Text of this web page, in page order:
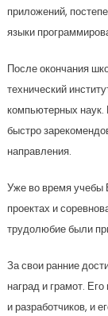
приложений,
языки
После окончания
технический
компьютерных
быстро
направления.
Уже во время учебы
проектах и
трудолюбие были
За свои ранние
наград и грамот.
и разработчиков, и